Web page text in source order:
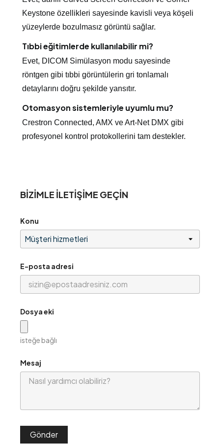
Keystone özellikleri sayesinde kavisli veya köşeli
yüzeylerde bozulmasız görüntü sağlar.
Tıbbi eğitimlerde kullanılabilir mi?
Evet, DICOM Simülasyon modu sayesinde
röntgen gibi tıbbi görüntülerin gri tonlamalı
detaylarını doğru şekilde yansıtır.
Otomasyon sistemleriyle uyumlu mu?
Crestron Connected, AMX ve Art-Net DMX gibi
profesyonel kontrol protokollerini tam destekler.
BIZIMLE ILETIŞIME GEÇIN
Konu
E-posta adresi
Dosya eki
isteğe bağlı
Mesaj